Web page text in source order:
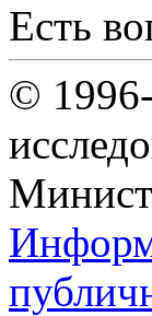
Есть
©